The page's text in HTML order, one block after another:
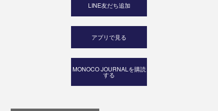
LINE友だち追加
アプリで見る
MONOCO JOURNALを購読
する